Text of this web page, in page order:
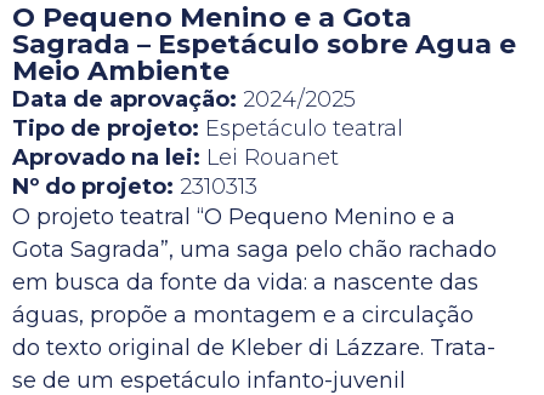
O Pequeno Menino e a Gota
Sagrada – Espetáculo sobre Agua e
Meio Ambiente
Data de aprovação: 2024/2025
Tipo de projeto: Espetáculo teatral
Aprovado na lei: Lei Rouanet
Nº do projeto: 2310313
O projeto teatral “O Pequeno Menino e a
Gota Sagrada”, uma saga pelo chão rachado
em busca da fonte da vida: a nascente das
águas, propõe a montagem e a circulação
do texto original de Kleber di Lázzare. Trata-
se de um espetáculo infanto-juvenil